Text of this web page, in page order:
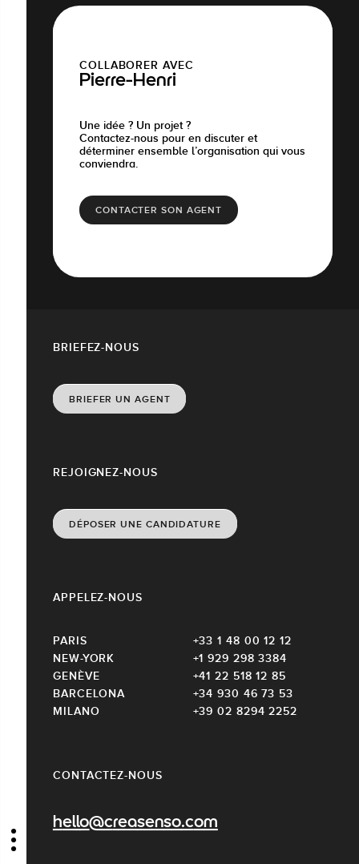
COLLABORER AVEC
Pierre-Henri
Une idée ? Un projet ?
Contactez-nous pour en discuter et
déterminer ensemble l’organisation qui vous
conviendra.
CONTACTER SON AGENT
CONTACTEZ-NOUS
hello@creasenso.com
REJOIGNEZ-NOUS
DÉPOSER UNE CANDIDATURE
APPELEZ-NOUS
PARIS
+33 1 48 00 12 12
NEW-YORK
+1 929 298 3384
GENÈVE
+41 22 518 12 85
BARCELONA
+34 930 46 73 53
MILANO
+39 02 8294 2252
BRIEFEZ-NOUS
BRIEFER UN AGENT